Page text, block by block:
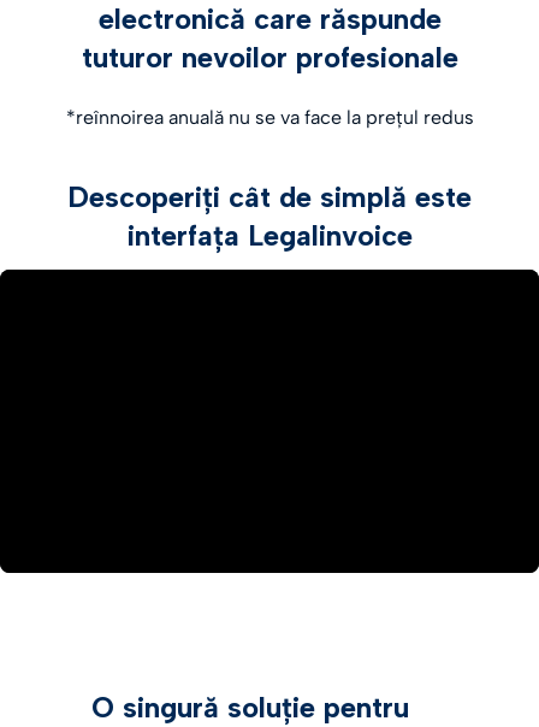
electronică care răspunde
tuturor nevoilor profesionale
*reînnoirea anuală nu se va face la prețul redus
Descoperiți cât de simplă este
interfața Legalinvoice
O singură soluție pentru